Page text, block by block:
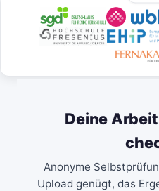
Deine
Anonyme
Upload genügt, das